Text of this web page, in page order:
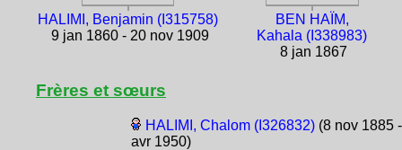
HALIMI, Benjamin (I315758)
9 jan 1860 - 20 nov 1909
BEN HAÏM,
Kahala (I338983)
8 jan 1867
Frères et sœurs
HALIMI, Chalom (I326832)(8 nov 1885
avr 1950)